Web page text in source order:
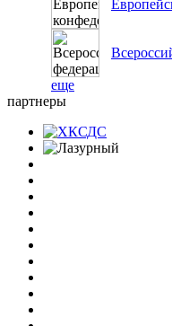
еще
партнеры